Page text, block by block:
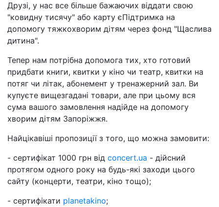
Друзі, у нас все більше бажаючих віддати свою
"ковидну тисячу" або карту єПідтримка на
допомогу тяжкохворим дітям через фонд "Щаслива
дитина".
Тепер нам потрібна допомога тих, хто готовий
придбати книги, квитки у кіно чи театр, квитки на
потяг чи літак, абонемент у тренажерний зал. Ви
купуєте вищезгадані товари, але при цьому вся
сума вашого замовлення надійде на допомогу
хворим дітям Запоріжжя.
Найцікавіші пропозиції з того, що можна замовити:
- сертифікат 1000 грн від concert.ua - дійсний
протягом одного року на будь-які заходи цього
сайту (концерти, театри, кіно тощо);
- сертифікати planetakino;